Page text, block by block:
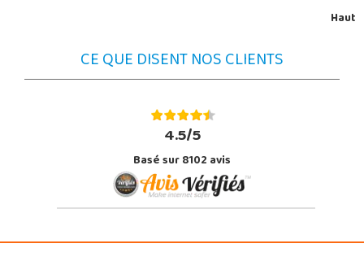
Haut
CE QUE DISENT NOS CLIENTS
4.5/5
Basé sur 8102 avis